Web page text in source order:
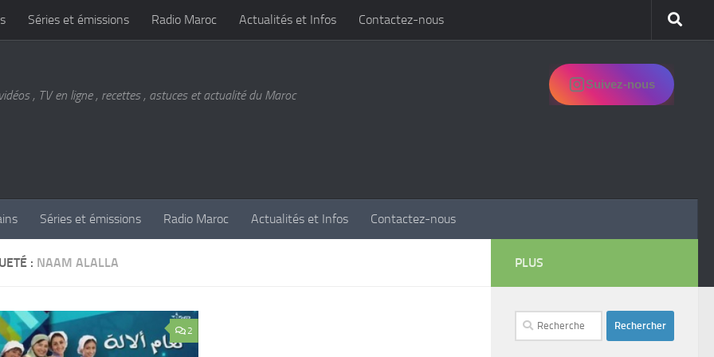
Séries et émissions Radio Maroc Actualités et Infos Contactez-nous
, TV en ligne , recettes , astuces et actualité du Maroc
Suivez-nous
Séries et émissions Radio Maroc Actualités et Infos Contactez-nous
: NAAM ALALLA
2
PLUS
Rechercher :